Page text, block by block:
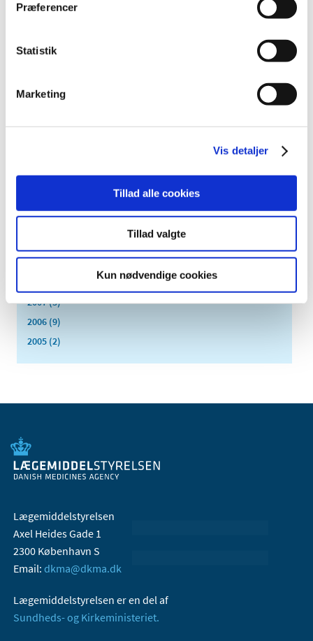
Præferencer
Statistik
Marketing
Vis detaljer
Tillad alle cookies
Tillad valgte
Kun nødvendige cookies
2022 (197)
2020 (263)
2018 (150)
2016 (167)
2009 (14)
2007 (3)
2006 (9)
2005 (2)
Lægemiddelstyrelsen
Axel Heides Gade 1
2300 København S
Email: dkma@dkma.dk
Lægemiddelstyrelsen er en del af
Sundheds- og Kirkeministeriet.